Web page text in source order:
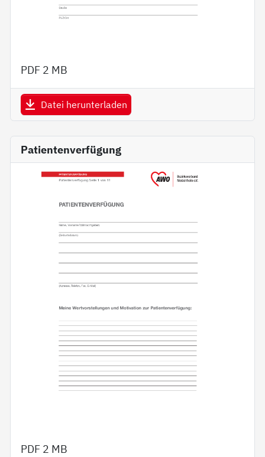
PDF 2 MB
Datei herunterladen
Patientenverfügung
PDF 2 MB